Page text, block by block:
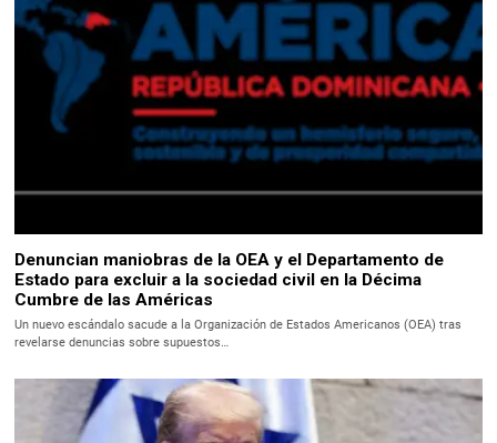
Denuncian maniobras de la OEA y el Departamento de
Estado para excluir a la sociedad civil en la Décima
Cumbre de las Américas
Un nuevo escándalo sacude a la Organización de Estados Americanos (OEA) tras
revelarse denuncias sobre supuestos…